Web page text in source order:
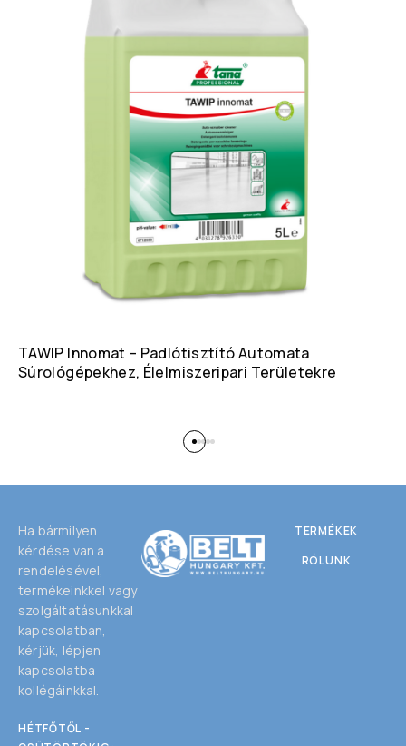
TAWIP Innomat – Padlótisztító Automata
Súrológépekhez, Élelmiszeripari Területekre
Ha bármilyen
kérdése van a
rendelésével,
termékeinkkel vagy
szolgáltatásunkkal
kapcsolatban,
kérjük, lépjen
kapcsolatba
kollégáinkkal.
HÉTFŐTŐL -
TERMÉKEK
RÓLUNK